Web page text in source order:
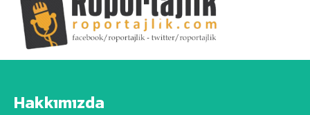
Hakkımızda